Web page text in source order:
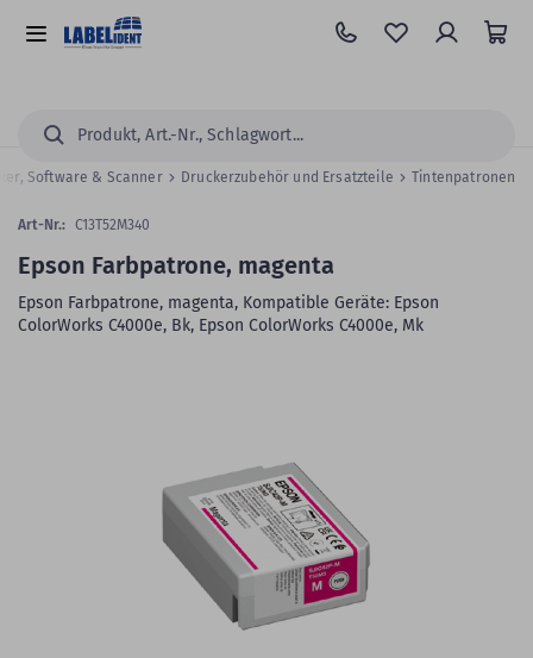
Hauptinhalt
springen
Alle
Suchen...
Software & Scanner Druckerzubehör und Ersatzteile Tintenpatronen
Epson Farbpatrone, magenta
Epson Farbpatrone, magenta, Kompatible Geräte: Epson
ColorWorks C4000e, Bk, Epson ColorWorks C4000e, Mk
Art-Nr.: C13T52M340